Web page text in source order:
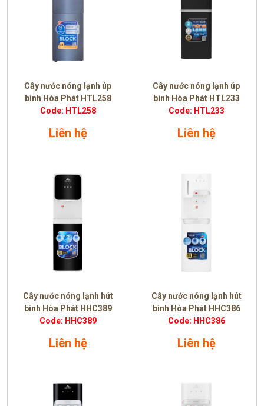
Cây nước nóng lạnh úp
bình Hòa Phát HTL258
Code: HTL258
Liên hệ
Cây nước nóng lạnh úp
bình Hòa Phát HTL233
Code: HTL233
Liên hệ
Cây nước nóng lạnh hút
bình Hòa Phát HHC389
Code: HHC389
Liên hệ
Cây nước nóng lạnh hút
bình Hòa Phát HHC386
Code: HHC386
Liên hệ